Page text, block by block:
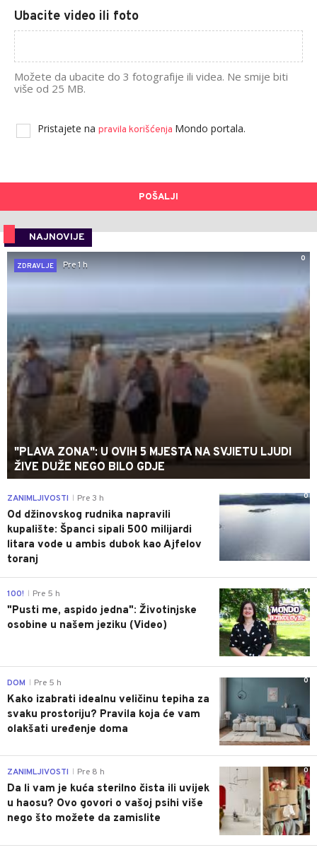
Ubacite video ili foto
Možete da ubacite do 3 fotografije ili videa. Ne smije biti
više od 25 MB.
Pristajete na pravila korišćenja Mondo portala.
POŠALJI
NAJNOVIJE
0
ZDRAVLJE
Pre 1 h
"PLAVA ZONA": U OVIH 5 MJESTA NA SVJIETU LJUDI
ŽIVE DUŽE NEGO BILO GDJE
0
ZANIMLJIVOSTI Pre 3 h
Od džinovskog rudnika napravili
kupalište: Španci sipali 500 milijardi
litara vode u ambis dubok kao Ajfelov
toranj
0
100! Pre 5 h
"Pusti me, aspido jedna": Životinjske
osobine u našem jeziku (Video)
0
DOM Pre 5 h
Kako izabrati idealnu veličinu tepiha za
svaku prostoriju? Pravila koja će vam
olakšati uređenje doma
0
ZANIMLJIVOSTI Pre 8 h
Da li vam je kuća sterilno čista ili uvijek
u haosu? Ovo govori o vašoj psihi više
nego što možete da zamislite